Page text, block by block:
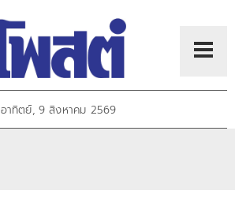
อาทิตย์, 9 สิงหาคม 2569